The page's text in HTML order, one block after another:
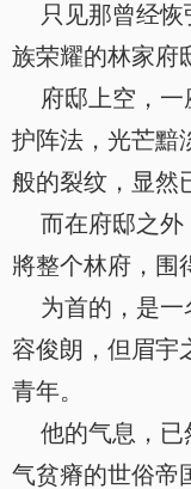
只见那曾经恢
族荣耀的林家府
府邸上空，一
护阵法，光芒黯
般的裂纹，显然
而在府邸之外
將整个林府，围
为首的，是一
容俊朗，但眉宇
青年。
他的气息，已
气贫瘠的世俗帝